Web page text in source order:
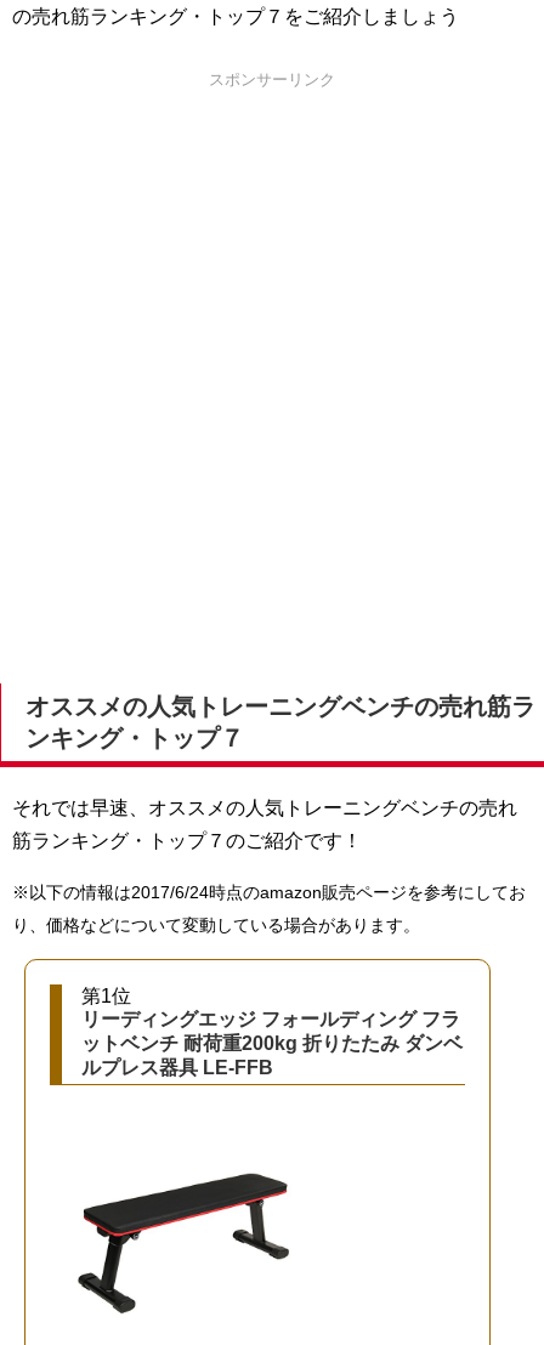
の売れ筋ランキング・トップ７をご紹介しましょう
スポンサーリンク
オススメの人気トレーニングベンチの売れ筋ラ
ンキング・トップ７
それでは早速、オススメの人気トレーニングベンチの売れ
筋ランキング・トップ７のご紹介です！
※以下の情報は2017/6/24時点のamazon販売ページを参考にしてお
り、価格などについて変動している場合があります。
第1位
リーディングエッジ フォールディング フラ
ットベンチ 耐荷重200kg 折りたたみ ダンベ
ルプレス器具 LE-FFB